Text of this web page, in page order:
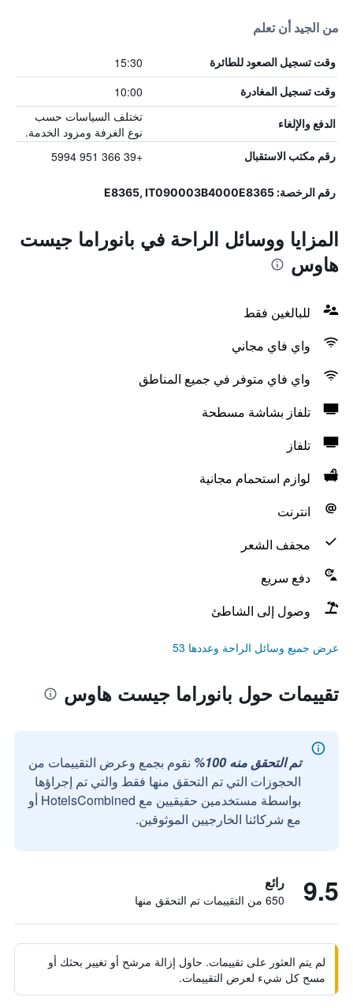
من الجيد أن تعلم
وقت تسجيل الصعود للطائرة 15:30
وقت تسجيل المغادرة 10:00
الدفع والإلغاء
تختلف السياسات حسب
نوع الغرفة ومزود الخدمة.
رقم مكتب الاستقبال +39 366 951 5994
رقم الرخصة: E8365, IT090003B4000E8365
المزايا ووسائل الراحة في بانوراما جيست
هاوس
للبالغين فقط
واي فاي مجاني
واي فاي متوفر في جميع المناطق
تلفاز بشاشة مسطحة
تلفاز
لوازم استحمام مجانية
انترنت
مجفف الشعر
دفع سريع
وصول إلى الشاطئ
عرض جميع وسائل الراحة وعددها 53
تقييمات حول بانوراما جيست هاوس
تم التحقق منه 100%
نقوم بجمع وعرض التقييمات من
الحجوزات التي تم التحقق منها فقط والتي تم إجراؤها
بواسطة مستخدمين حقيقيين مع HotelsCombined أو
مع شركائنا الخارجيين الموثوقين.
9.5 رائع
650 من التقييمات تم التحقق منها
لم يتم العثور على تقييمات. حاول إزالة مرشح أو تغيير بحثك أو
مسح كل شيء لعرض التقييمات.